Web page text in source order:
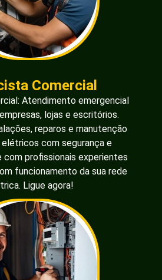
Comercial
Atendimento emergencial
lojas e escritórios.
reparos e manutenção
com segurança e
com profissionais experientes
funcionamento da sua rede
Ligue agora!